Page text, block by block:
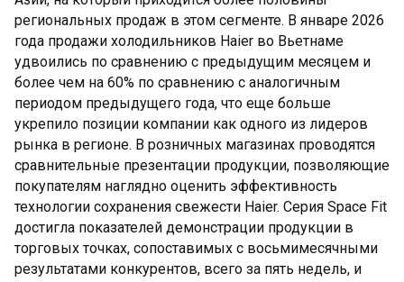
региональных продаж в этом сегменте. В январе 2026
года продажи холодильников Haier во Вьетнаме
удвоились по сравнению с предыдущим месяцем и
более чем на 60% по сравнению с аналогичным
периодом предыдущего года, что еще больше
укрепило позиции компании как одного из лидеров
рынка в регионе. В розничных магазинах проводятся
сравнительные презентации продукции, позволяющие
покупателям наглядно оценить эффективность
технологии сохранения свежести Haier. Серия Space Fit
достигла показателей демонстрации продукции в
торговых точках, сопоставимых с восьмимесячными
результатами конкурентов, всего за пять недель, и